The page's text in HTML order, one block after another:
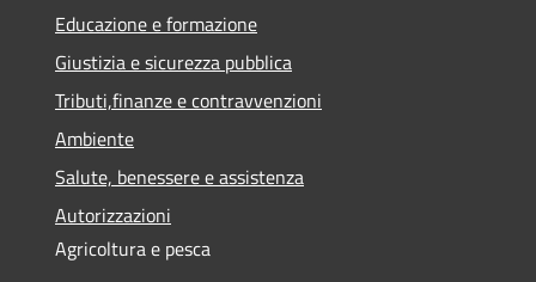
Educazione e formazione
Giustizia e sicurezza pubblica
Tributi,finanze e contravvenzioni
Ambiente
Salute, benessere e assistenza
Autorizzazioni
Agricoltura e pesca